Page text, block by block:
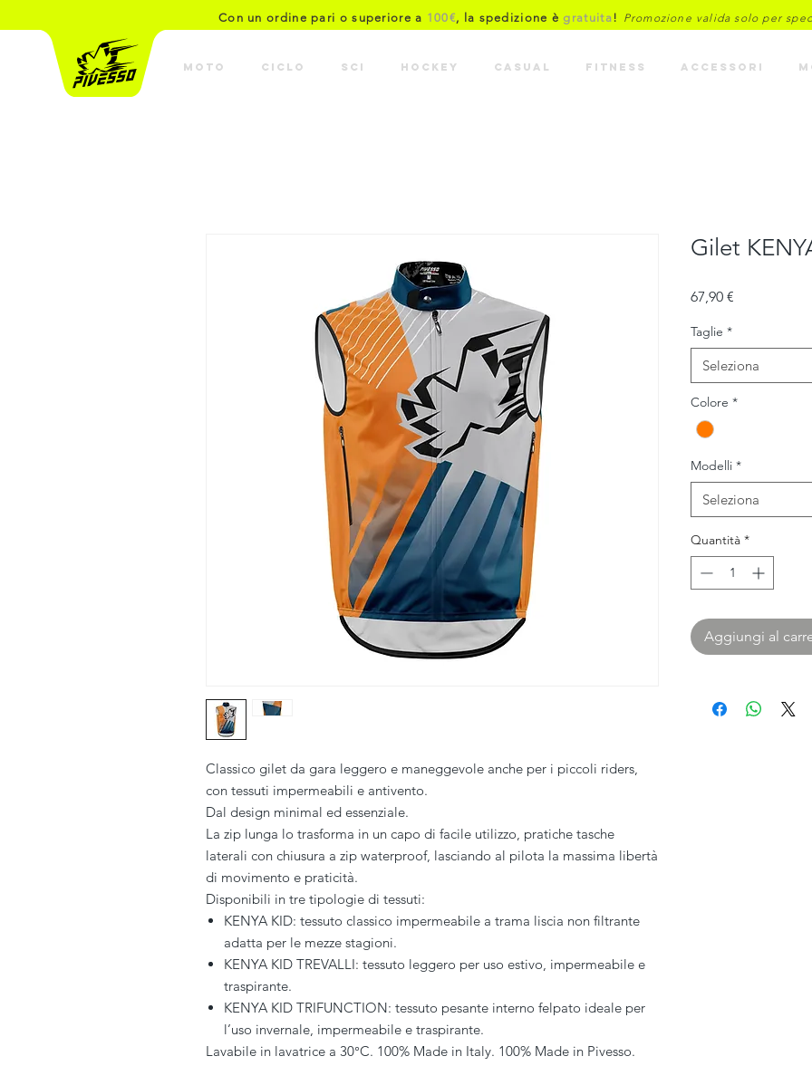
Con un ordine pari o superiore a 100€, la spedizione ègratuita ! Promozione valida solo per
MOTO CICLO SCI HOCKEY CASUAL FITNESS ACCESSORI
Classico gilet da gara leggero e maneggevole anche per i piccoli riders,
con tessuti impermeabili e antivento.
Dal design minimal ed essenziale.
La zip lunga lo trasforma in un capo di facile utilizzo, pratiche tasche
laterali con chiusura a zip waterproof, lasciando al pilota la massima libertà
di movimento e praticità.
Disponibili in tre tipologie di tessuti:
KENYA KID: tessuto classico impermeabile a trama liscia non filtrante
adatta per le mezze stagioni.
KENYA KID TREVALLI: tessuto leggero per uso estivo, impermeabile e
traspirante.
KENYA KID TRIFUNCTION: tessuto pesante interno felpato ideale per
l’uso invernale, impermeabile e traspirante.
Lavabile in lavatrice a 30°C. 100% Made in Italy. 100% Made in Pivesso.
Gilet
67,90 €
Taglie *
Seleziona
Colore *
Modelli *
Seleziona
Quantità *
Aggiungi al